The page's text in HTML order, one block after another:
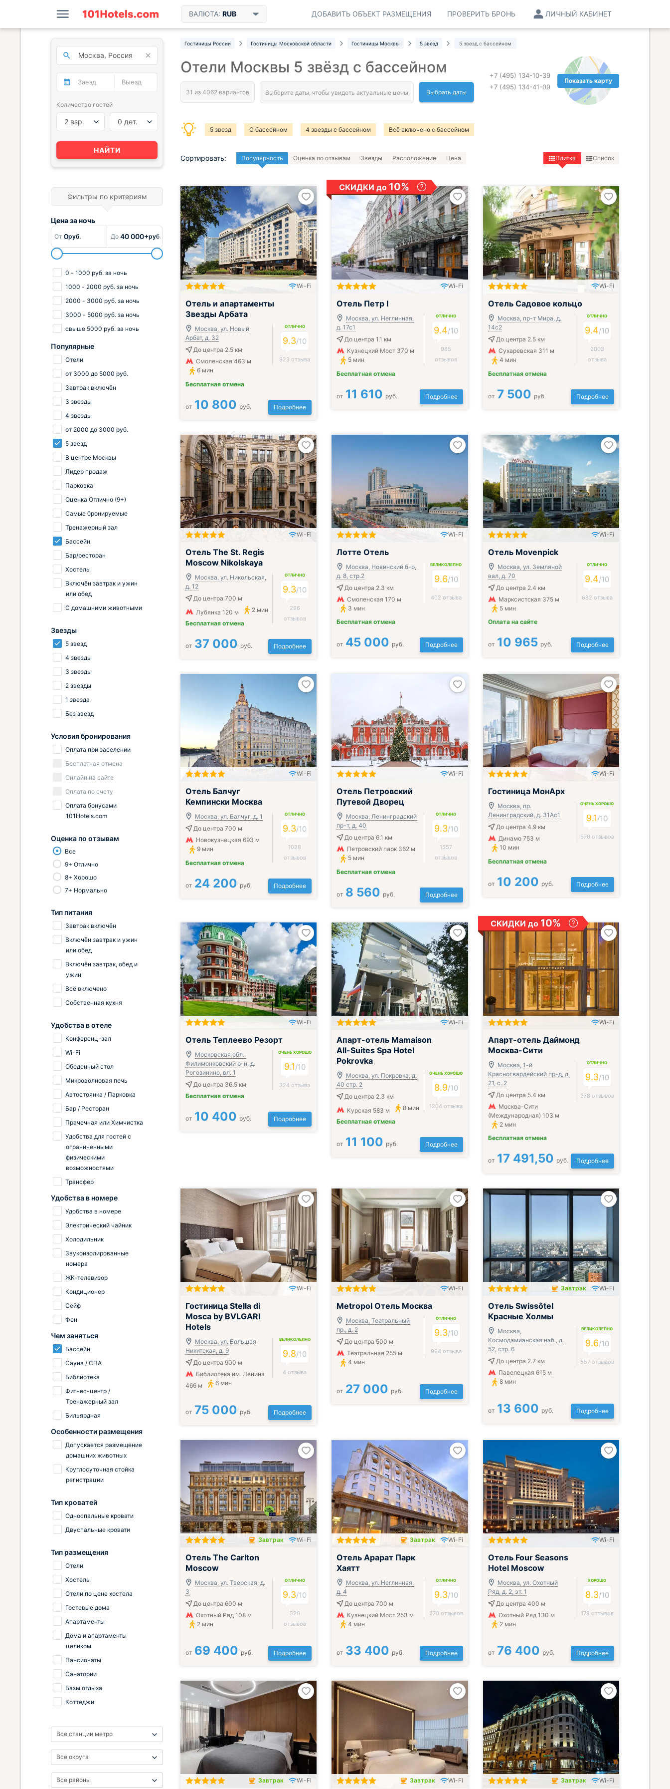
ВАЛЮТА: RUB ЛИЧНЫЙ КАБИНЕТ
ПРОВЕРИТЬ БРОНЬ
ДОБАВИТЬ ОБЪЕКТ РАЗМЕЩЕНИЯ
Гостиницы России Гостиницы Московской области Гостиницы Москвы 5 звезд 5 звезд с бассейном
Показать карту
+7 (495) 134-10-39
+7 (495) 134-41-09
Отели Москвы 5 звёзд с бассейном
Выбрать даты
5 звезд С бассейном 4 звезды с бассейном Всё включено с бассейном
Сортировать: Популярность Оценка по отзывам Звезды Расположение Цена Плитка Список
Wi-Fi
Отель и апартаменты
Звезды Арбата
Москва, ул. Новый
Арбат, д. 32
До центра 2.5 км
Смоленская 463 м
6 мин
Бесплатная отмена
ОТЛИЧНО
9.3/10
923 отзыва
от 10 800 руб. Подробнее
СКИДКИ до10%
Wi-Fi
Отель Петр I
Москва, ул. Неглинная,
д. 17с1
До центра 1.1 км
Кузнецкий Мост 370 м
5 мин
Бесплатная отмена
ОТЛИЧНО
9.4/10
985
отзывов
от 11 610 руб. Подробнее
Wi-Fi
Отель Садовое кольцо
Москва, пр-т Мира, д.
14с2
До центра 2.5 км
Сухаревская 311 м
4 мин
Бесплатная отмена
ОТЛИЧНО
9.4/10
2003
отзыва
от 7 500 руб. Подробнее
Wi-Fi
Отель The St. Regis
Moscow Nikolskaya
Москва, ул. Никольская,
д. 12
До центра 700 м
Лубянка 120 м
2 мин
Бесплатная отмена
ОТЛИЧНО
9.3/10
296
отзывов
от 37 000 руб. Подробнее
Wi-Fi
Лотте Отель
Москва, Новинский б-р,
д. 8, стр.2
До центра 2.3 км
Смоленская 170 м
3 мин
Бесплатная отмена
ВЕЛИКОЛЕПНО
9.6/10
402 отзыва
от 45 000 руб. Подробнее
Wi-Fi
Отель Movenpick
Москва, ул. Земляной
вал, д. 70
До центра 2.4 км
Марксистская 375 м
5 мин
Оплата на сайте
ОТЛИЧНО
9.4/10
682 отзыва
от 10 965 руб. Подробнее
Wi-Fi
Отель Балчуг
Кемпински Москва
Москва, ул. Балчуг, д. 1
До центра 700 м
Новокузнецкая 693 м
9 мин
Бесплатная отмена
ОТЛИЧНО
9.3/10
1028
отзывов
от 24 200 руб. Подробнее
Wi-Fi
Отель Петровский
Путевой Дворец
Москва, Ленинградский
пр-т, д. 40
До центра 6.1 км
Петровский парк 362 м
5 мин
Бесплатная отмена
ОТЛИЧНО
9.3/10
1557
отзывов
от 8 560 руб. Подробнее
Wi-Fi
Гостиница МонАрх
Москва, пр.
Ленинградский, д. 31Ас1
До центра 4.9 км
Динамо 753 м
10 мин
Бесплатная отмена
ОЧЕНЬ ХОРОШО
9.1/10
570 отзывов
от 10 200 руб. Подробнее
Wi-Fi
Отель Теплеево Резорт
Московская обл.,
Филимонковский р-н, д.
Рогозинино, вл. 1
До центра 36.5 км
Бесплатная отмена
ОЧЕНЬ ХОРОШО
9.1/10
324 отзыва
от 10 400 руб. Подробнее
Wi-Fi
Апарт-отель Mamaison
All-Suites Spa Hotel
Pokrovka
Москва, ул. Покровка, д.
40 стр. 2
До центра 2.3 км
Курская 583 м
8 мин
Бесплатная отмена
ОЧЕНЬ ХОРОШО
8.9/10
1204 отзыва
от 11 100 руб. Подробнее
СКИДКИ до 10%
Wi-Fi
Апарт-отель Даймонд
Москва-Сити
Москва, 1-й
Красногвардейский пр-д, д.
21, с. 2
До центра 5.4 км
Москва-Сити
(Международная) 103 м
2 мин
Бесплатная отмена
ОТЛИЧНО
9.3/10
378 отзывов
от 17 491,50 руб. Подробнее
Wi-Fi
Гостиница Stella di
Mosca by BVLGARI
Hotels
Москва, ул. Большая
Никитская, д. 9
До центра 900 м
Библиотека им. Ленина
466 м
6 мин
ВЕЛИКОЛЕПНО
9.8/10
4 отзыва
от 75 000 руб. Подробнее
Wi-Fi
Metropol Отель Москва
Москва, Театральный
пр., д. 2
До центра 500 м
Театральная 255 м
4 мин
ОТЛИЧНО
9.3/10
994 отзыва
от 27 000 руб. Подробнее
Завтрак включён
Завтрак Wi-Fi
Отель Swissôtel
Красные Холмы
Москва,
Космодамианская наб., д.
52, стр. 6
До центра 2.7 км
Павелецкая 615 м
8 мин
ВЕЛИКОЛЕПНО
9.6/10
557 отзывов
от 13 600 руб. Подробнее
Завтрак Wi-Fi
Отель The Carlton
Moscow
Москва, ул. Тверская, д.
3
До центра 600 м
Охотный Ряд 108 м
2 мин
ОТЛИЧНО
9.3/10
526
отзывов
от 69 400 руб. Подробнее
Завтрак Wi-Fi
Отель Арарат Парк
Хаятт
Москва, ул. Неглинная,
д. 4
До центра 700 м
Кузнецкий Мост 253 м
4 мин
ОТЛИЧНО
9.3/10
270 отзывов
от 33 400 руб. Подробнее
Wi-Fi
Отель Four Seasons
Hotel Moscow
Москва, ул. Охотный
Ряд, д. 2, эт. 1
До центра 400 м
Охотный Ряд 130 м
2 мин
ХОРОШО
8.3/10
178 отзывов
от 76 400 руб. Подробнее
Завтрак Wi-Fi Завтрак Wi-Fi Завтрак Wi-Fi
Количество гостей
2 взр. 0 дет.
НАЙТИ
Фильтры по критериям
Цена заночь
От 0руб. До 40 000+руб.
0 - 1000 руб. за ночь
1000 - 2000 руб. за ночь
2000 - 3000 руб. за ночь
3000 - 5000 руб. за ночь
свыше 5000 руб. за ночь
Популярные
Отели
от 3000 до 5000 руб.
Завтрак включён
3 звезды
4 звезды
от 2000 до 3000 руб.
5 звезд
В центре Москвы
Лидер продаж
Парковка
Оценка Отлично (9+)
Самые бронируемые
Тренажерный зал
Бассейн
Бар/ресторан
Хостелы
Включён завтрак и ужин
или обед
С домашними животными
Звезды
5 звезд
4 звезды
3 звезды
2 звезды
1 звезда
Без звезд
Условия бронирования
Оплата при заселении
Бесплатная отмена
Онлайн на сайте
Оплата по счету
Оплата бонусами
101Hotels.com
Оценка по отзывам
Все
9+ Отлично
8+ Хорошо
7+ Нормально
Тип питания
Завтрак включён
Включён завтрак и ужин
или обед
Включён завтрак, обед и
ужин
Всё включено
Собственная кухня
Удобства в отеле
Конференц-зал
Wi-Fi
Обеденный стол
Микроволновая печь
Автостоянка / Парковка
Бар / Ресторан
Прачечная или Химчистка
Удобства для гостей с
ограниченными
физическими
возможностями
Трансфер
Удобства в номере
Удобства в номере
Электрический чайник
Холодильник
Звукоизолированные
номера
ЖК-телевизор
Кондиционер
Сейф
Фен
Чем заняться
Бассейн
Сауна / СПА
Библиотека
Фитнес-центр /
Тренажерный зал
Бильярдная
Особенности размещения
Допускается размещение
домашних животных
Круглосуточная стойка
регистрации
Тип кроватей
Односпальные кровати
Двуспальные кровати
Тип размещения
Отели
Хостелы
Отели по цене хостела
Гостевые дома
Апартаменты
Дома и апартаменты
целиком
Пансионаты
Санатории
Базы отдыха
Коттеджи
Все станции метро
Все округа
Все районы